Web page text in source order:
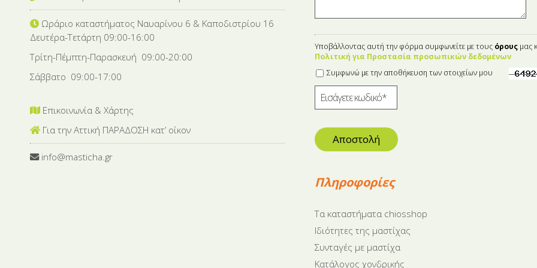
Ωράριο καταστήματος Ναυαρίνου 6 & Καποδιστρίου 16
Δευτέρα-Tετάρτη 09:00-16:00
Τρίτη-Πέμπτη-Παρασκευή 09:00-20:00
Σάββατο 09:00-17:00
Επικοινωνία & Χάρτης
Για την Αττική ΠΑΡΑΔΟΣΗ κατ’ οίκον
info@masticha.gr
Υποβάλλοντας αυτή την φόρμα συμφωνείτε με τους όρους μας
Πολιτική για Προστασία προσωπικών δεδομένων
Συμφωνώ με την αποθήκευση των στοιχείων μου
Αποστολή
Πληροφορίες
Tα καταστήματα chiosshop
Ιδιότητες της μαστίχας
Συνταγές με μαστίχα
Κατάλογος χονδρικής